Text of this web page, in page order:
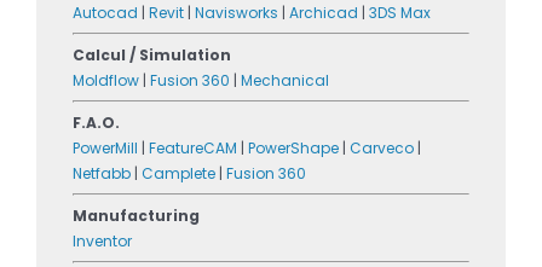
Autocad | Revit | Navisworks | Archicad | 3DS Max
Calcul / Simulation
Moldflow | Fusion 360 | Mechanical
F.A.O.
PowerMill | FeatureCAM | PowerShape | Carveco |
Netfabb | Camplete | Fusion 360
Manufacturing
Inventor